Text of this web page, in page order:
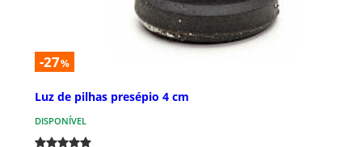
-27%
Luz de pilhas presépio 4 cm
DISPONÍVEL